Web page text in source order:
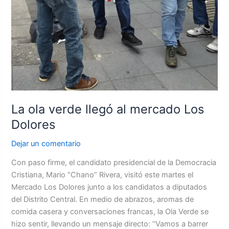
La ola verde llegó al mercado Los
Dolores
Dejar un comentario
Con paso firme, el candidato presidencial de la Democracia
Cristiana, Mario “Chano” Rivera, visitó este martes el
Mercado Los Dolores junto a los candidatos a diputados
del Distrito Central. En medio de abrazos, aromas de
comida casera y conversaciones francas, la Ola Verde se
hizo sentir, llevando un mensaje directo: “Vamos a barrer